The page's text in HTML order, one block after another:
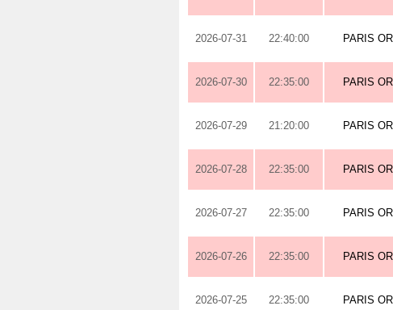
2026-07-31 22:40:00 PARIS
2026-07-30 22:35:00 PARIS
2026-07-29 21:20:00 PARIS
2026-07-28 22:35:00 PARIS
2026-07-27 22:35:00 PARIS
2026-07-26 22:35:00 PARIS
2026-07-25 22:35:00 PARIS